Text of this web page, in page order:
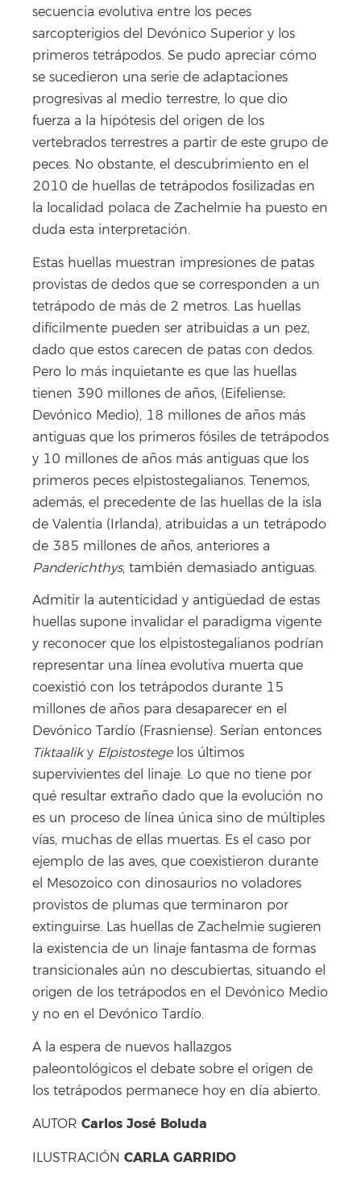
secuencia evolutiva entre los peces
sarcopterigios del Devónico Superior y los
primeros tetrápodos. Se pudo apreciar cómo
se sucedieron una serie de adaptaciones
progresivas al medio terrestre, lo que dio
fuerza a la hipótesis del origen de los
vertebrados terrestres a partir de este grupo de
peces. No obstante, el descubrimiento en el
2010 de huellas de tetrápodos fosilizadas en
la localidad polaca de Zachelmie ha puesto en
duda esta interpretación.
Estas huellas muestran impresiones de patas
provistas de dedos que se corresponden a un
tetrápodo de más de 2 metros. Las huellas
difícilmente pueden ser atribuidas a un pez,
dado que estos carecen de patas con dedos.
Pero lo más inquietante es que las huellas
tienen 390 millones de años, (Eifeliense;
Devónico Medio), 18 millones de años más
antiguas que los primeros fósiles de tetrápodos
y 10 millones de años más antiguas que los
primeros peces elpistostegalianos. Tenemos,
además, el precedente de las huellas de la isla
de Valentia (Irlanda), atribuidas a un tetrápodo
de 385 millones de años, anteriores a
Panderichthys, también demasiado antiguas.
Admitir la autenticidad y antigüedad de estas
huellas supone invalidar el paradigma vigente
y reconocer que los elpistostegalianos podrían
representar una línea evolutiva muerta que
coexistió con los tetrápodos durante 15
millones de años para desaparecer en el
Devónico Tardío (Frasniense). Serían entonces
Tiktaaliky Elpistostegelos últimos
supervivientes del linaje. Lo que no tiene por
qué resultar extraño dado que la evolución no
es un proceso de línea única sino de múltiples
vías, muchas de ellas muertas. Es el caso por
ejemplo de las aves, que coexistieron durante
el Mesozoico con dinosaurios no voladores
provistos de plumas que terminaron por
extinguirse. Las huellas de Zachelmie sugieren
la existencia de un linaje fantasma de formas
transicionales aún no descubiertas, situando el
origen de los tetrápodos en el Devónico Medio
y no en el Devónico Tardío.
A la espera de nuevos hallazgos
paleontológicos el debate sobre el origen de
los tetrápodos permanece hoy en día abierto.
AUTOR Carlos José Boluda
ILUSTRACIÓN CARLA GARRIDO